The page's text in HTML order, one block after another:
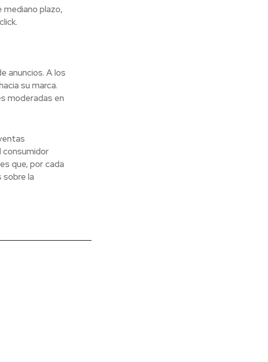
plazo,
anuncios. A los
su marca.
moderadas en
consumidor
que, por cada
la